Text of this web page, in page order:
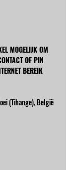
MOGELIJK OM
OF PIN
BEREIK
(Tihange), België